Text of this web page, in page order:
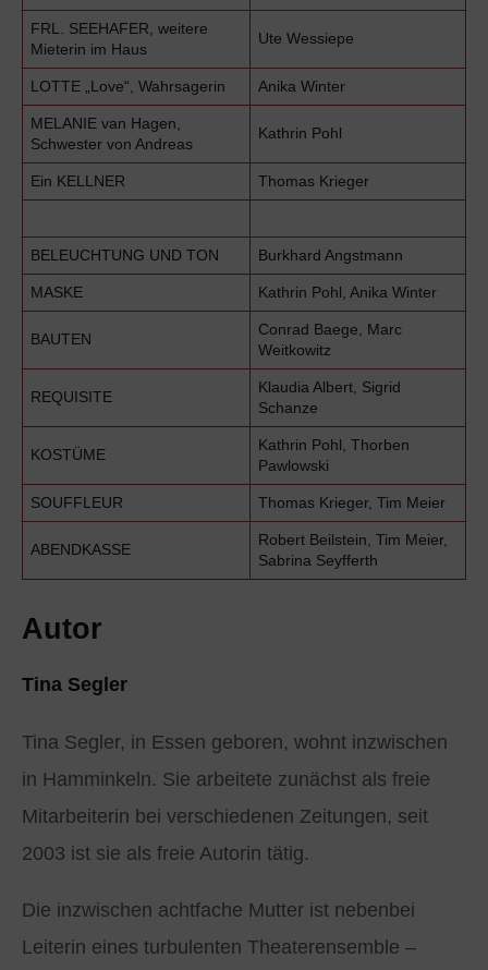
FRL. SEEHAFER, weitere
Mieterin im Haus
Ute Wessiepe
LOTTE „Love“, Wahrsagerin Anika Winter
MELANIE van Hagen,
Schwester von Andreas
Kathrin Pohl
Ein KELLNER Thomas Krieger
BELEUCHTUNG UND TON Burkhard Angstmann
MASKE Kathrin Pohl, Anika Winter
BAUTEN
Conrad Baege, Marc
Weitkowitz
REQUISITE
Klaudia Albert, Sigrid
Schanze
KOSTÜME
Kathrin Pohl, Thorben
Pawlowski
SOUFFLEUR Thomas Krieger, Tim Meier
ABENDKASSE
Robert Beilstein, Tim Meier,
Sabrina Seyfferth
Autor
Tina Segler
Tina Segler, in Essen geboren, wohnt inzwischen
in Hamminkeln. Sie arbeitete zunächst als freie
Mitarbeiterin bei verschiedenen Zeitungen, seit
2003 ist sie als freie Autorin tätig.
Die inzwischen achtfache Mutter ist nebenbei
Leiterin eines turbulenten Theaterensemble –